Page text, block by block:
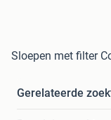
Sloepen met filter
Gerelateerde